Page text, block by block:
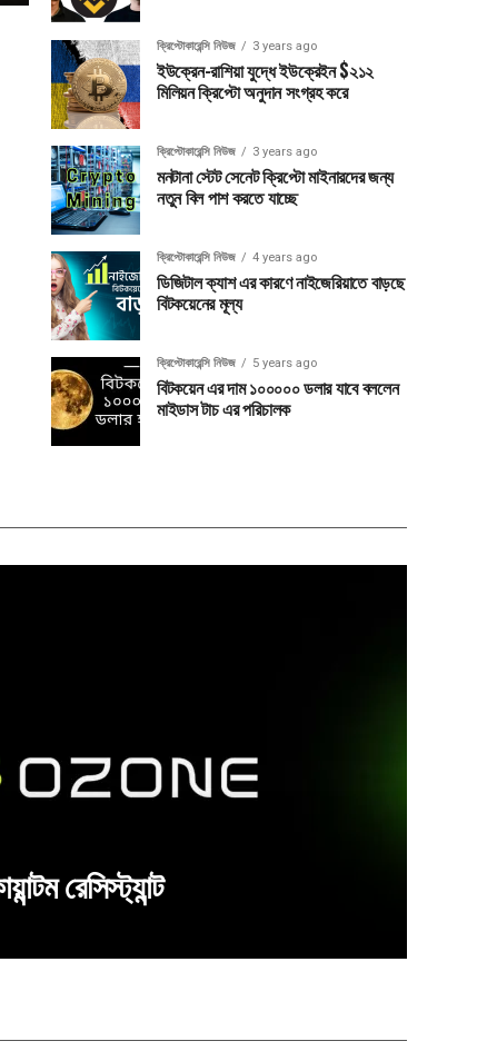
ক্রিপ্টোকারেন্সি নিউজ 3 years ago
ইউক্রেন-রাশিয়া যুদ্ধে ইউক্রেইন $২১২
মিলিয়ন ক্রিপ্টো অনুদান সংগ্রহ করে
ক্রিপ্টোকারেন্সি নিউজ 3 years ago
মনটানা স্টেট সেনেট ক্রিপ্টো মাইনারদের জন্য
নতুন বিল পাশ করতে যাচ্ছে
ক্রিপ্টোকারেন্সি নিউজ 4 years ago
ডিজিটাল ক্যাশ এর কারণে নাইজেরিয়াতে বাড়ছে
বিটকয়েনের মূল্য
ক্রিপ্টোকারেন্সি নিউজ 5 years ago
বিটকয়েন এর দাম ১০০০০০ ডলার যাবে বললেন
মাইডাস টাচ এর পরিচালক
রেসিস্ট্যান্ট